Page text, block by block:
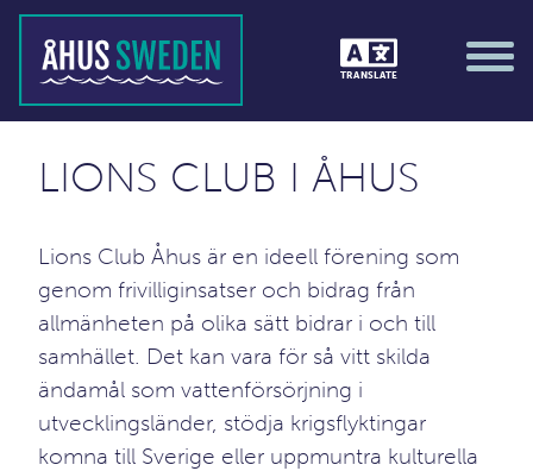
TRANSLATE
LIONS CLUB I ÅHUS
Lions Club Åhus är en ideell förening som
genom frivilliginsatser och bidrag från
allmänheten på olika sätt bidrar i och till
samhället. Det kan vara för så vitt skilda
ändamål som vattenförsörjning i
utvecklingsländer, stödja krigsflyktingar
komna till Sverige eller uppmuntra kulturella